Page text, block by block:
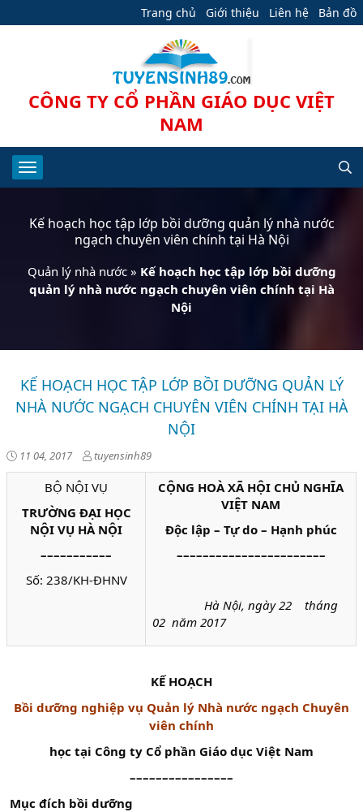
Trang chủ Giới thiệu Liên hệ Bản đồ
CÔNG TY CỔ PHẦN GIÁO DỤC VIỆT
NAM
Kế hoạch học tập lớp bồi dưỡng quản lý nhà nước
ngạch chuyên viên chính tại Hà Nội
Quản lý nhà nước» Kế hoạch học tập lớp bồi dưỡng
quản lý nhà nước ngạch chuyên viên chính tại Hà
Nội
KẾ HOẠCH HỌC TẬP LỚP BỒI DƯỠNG QUẢN LÝ
NHÀ NƯỚC NGẠCH CHUYÊN VIÊN CHÍNH TẠI HÀ
NỘI
11 04, 2017 tuyensinh89
BỘ NỘI VỤ
TRƯỜNG ĐẠI HỌC
NỘI VỤ HÀ NỘI
–––––––––––
Số: 238/KH-ĐHNV
CỘNG HOÀ XÃ HỘI CHỦ NGHĨA
VIỆT NAM
Độc lập – Tự do – Hạnh phúc
–––––––––––––––––––––––
Hà Nội, ngày 22 tháng
02 năm 2017
KẾ HOẠCH
Bồi dưỡng nghiệp vụ Quản lý Nhà nước ngạch Chuyên
viên chính
học tại Công ty Cổ phần Giáo dục Việt Nam
––––––––––––––––
Mục đích bồi dưỡng